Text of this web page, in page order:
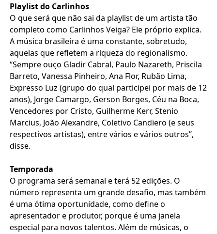
Playlist do Carlinhos
O que será que não sai da playlist de um artista tão
completo como Carlinhos Veiga? Ele próprio explica.
A música brasileira é uma constante, sobretudo,
aquelas que refletem a riqueza do regionalismo.
“Sempre ouço Gladir Cabral, Paulo Nazareth, Priscila
Barreto, Vanessa Pinheiro, Ana Flor, Rubão Lima,
Expresso Luz (grupo do qual participei por mais de 12
anos), Jorge Camargo, Gerson Borges, Céu na Boca,
Vencedores por Cristo, Guilherme Kerr, Stenio
Marcius, João Alexandre, Coletivo Candiero (e seus
respectivos artistas), entre vários e vários outros”,
disse.
Temporada
O programa será semanal e terá 52 edições. O
número representa um grande desafio, mas também
é uma ótima oportunidade, como define o
apresentador e produtor, porque é uma janela
especial para novos talentos. Além de músicas, o